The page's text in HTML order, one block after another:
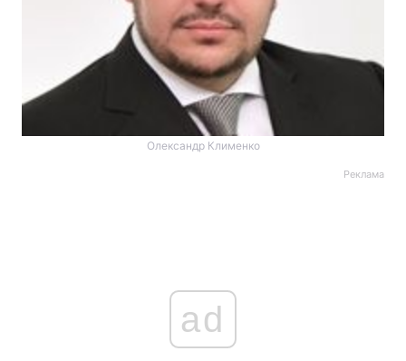
Олександр Клименко
Реклама
ad